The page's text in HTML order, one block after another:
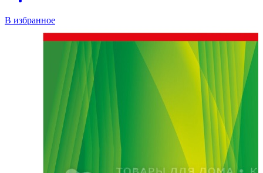
В избранное